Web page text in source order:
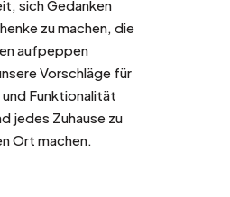
sich Gedanken
zu machen, die
aufpeppen
Vorschläge für
Funktionalität
jedes Zuhause zu
Ort machen.